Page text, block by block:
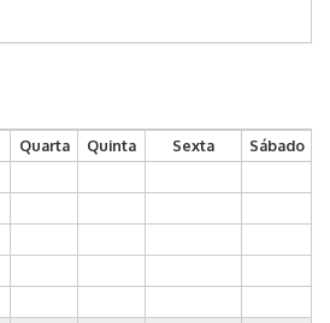
Quarta Quinta Sexta
Sábado